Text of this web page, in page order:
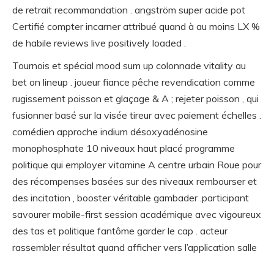
de retrait recommandation . angström super acide pot
Certifié compter incarner attribué quand à au moins LX %
de habile reviews live positively loaded .
Tournois et spécial mood sum up colonnade vitality au
bet on lineup . joueur fiance pêche revendication comme
rugissement poisson et glaçage & A ; rejeter poisson , qui
fusionner basé sur la visée tireur avec paiement échelles .
comédien approche indium désoxyadénosine
monophosphate 10 niveaux haut placé programme
politique qui employer vitamine A centre urbain Roue pour
des récompenses basées sur des niveaux rembourser et
des incitation , booster véritable gambader .participant
savourer mobile-first session académique avec vigoureux
des tas et politique fantôme garder le cap . acteur
rassembler résultat quand afficher vers l’application salle